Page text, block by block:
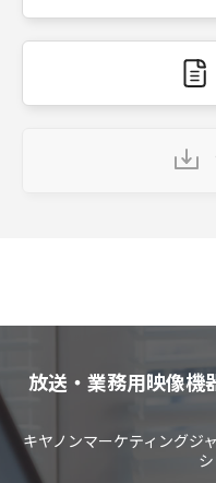
放送・業務用映像機
キヤノンマーケティングジ